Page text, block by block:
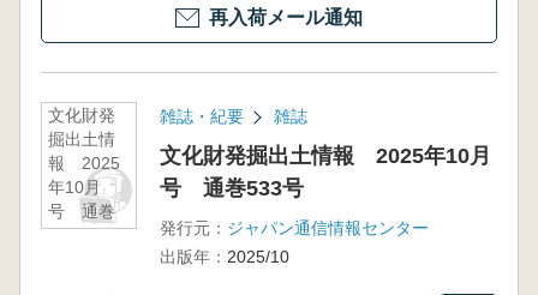
再入荷メール通知
文化財発
掘出土情
報 2025
年10月
号 通巻
533号
雑誌・紀要 雑誌
文化財発掘出土情報 2025年10月
号 通巻533号
発行元： ジャパン通信情報センター
出版年： 2025/10